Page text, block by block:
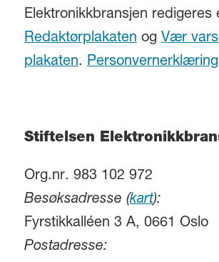
Elektronikkbransjen redigeres
Redaktørplakatenog Vær
plakaten. Personvernerklæring
Stiftelsen
Org.nr. 983 102 972
Besøksadresse (kart):
Fyrstikkalléen 3 A, 0661 Oslo
Postadresse: